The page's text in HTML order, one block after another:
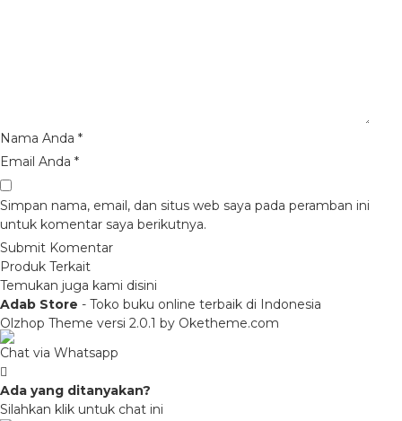
Nama Anda *
Email Anda *
Simpan nama, email, dan situs web saya pada peramban ini
untuk komentar saya berikutnya.
Produk Terkait
Temukan juga kami disini
Adab Store - Toko buku online terbaik di Indonesia
Olzhop Theme versi 2.0.1 by Oketheme.com
Chat via Whatsapp
Ada yang ditanyakan?
Silahkan klik untuk chat ini